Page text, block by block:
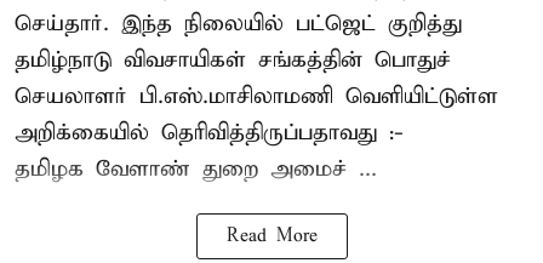
செய்தார். இந்த நிலையில் பட்ஜெட் குறித்து
தமிழ்நாடு விவசாயிகள் சங்கத்தின் பொதுச்
செயலாளர் பி.எஸ்.மாசிலாமணி வெளியிட்டுள்ள
அறிக்கையில் தெரிவித்திருப்பதாவது :-
தமிழக வேளாண் துறை அமைச் ...
Read More